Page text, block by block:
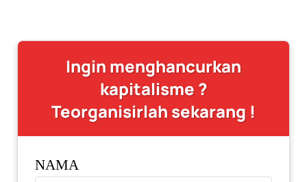
Ingin menghancurkan
kapitalisme ?
Teorganisirlah sekarang !
NAMA